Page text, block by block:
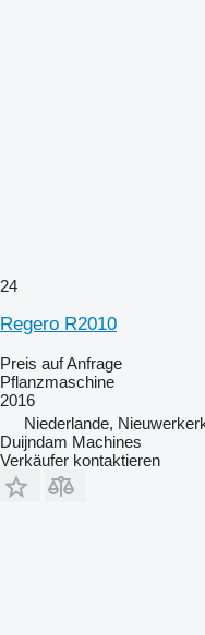
24
Regero R2010
Preis auf Anfrage
Pflanzmaschine
2016
Niederlande,
Duijndam Machines
Verkäufer kontaktieren